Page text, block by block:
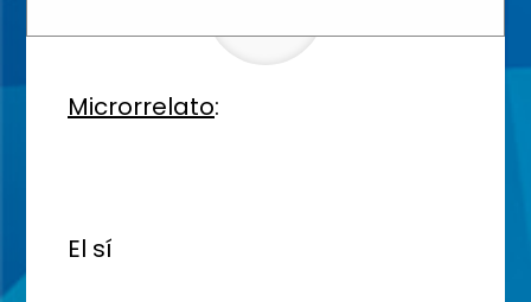
Microrrelato:
El sí